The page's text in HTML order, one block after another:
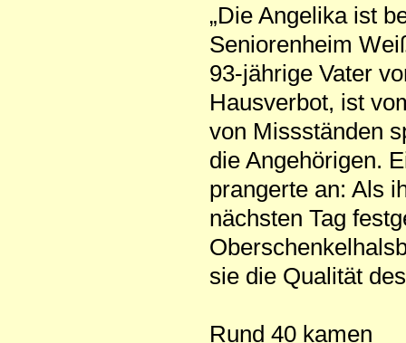
„Die Angelika ist
Seniorenheim
93-jährige Vater
Hausverbot, ist
von Missständen
die Angehörigen.
prangerte an: Als
nächsten Tag
sie die Qualität
Rund 40 kamen